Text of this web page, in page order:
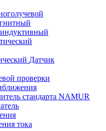
Датчик
проверки
стандарта NAMUR
тока